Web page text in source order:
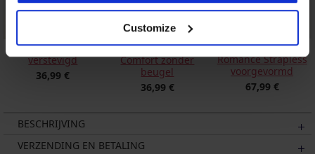
Customize
Beha Anette
verstevigd
36,99 €
Bh Spacer Soft
Comfort zonder
beugel
36,99 €
Bh Timeless
Romance Strapless
voorgevormd
67,99 €
BESCHRIJVING
VERZENDING EN BETALING